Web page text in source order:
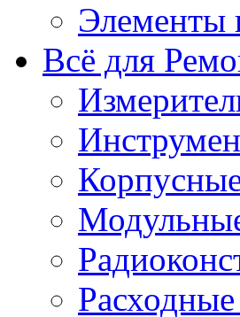
Элементы
Всё для